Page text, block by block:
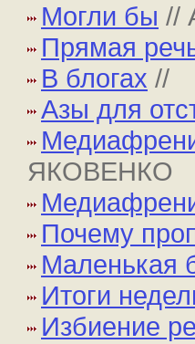
Могли бы //
Прямая
В блогах //
Азы для
ЯКОВЕНКО
Почему
Маленькая
Итоги
Избиение